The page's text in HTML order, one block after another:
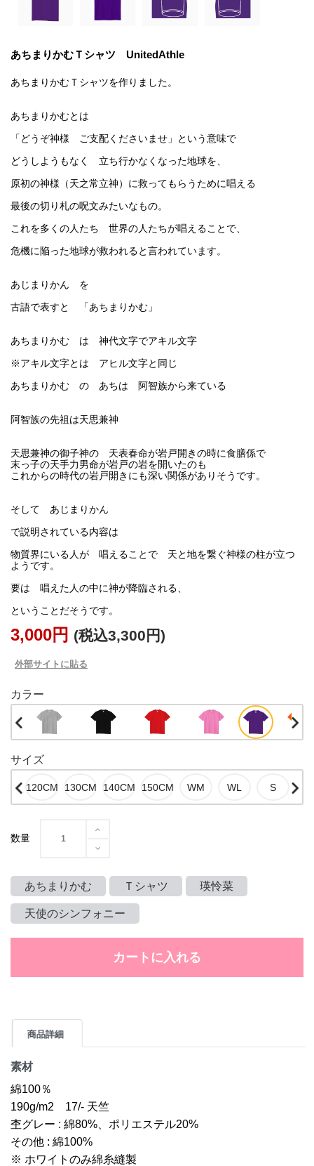
あちまりかむＴシャツ UnitedAthle
あちまりかむＴシャツを作りました。
あちまりかむとは
「どうぞ神様 ご支配くださいませ」という意味で
どうしようもなく 立ち行かなくなった地球を、
原初の神様（天之常立神）に救ってもらうために唱える
最後の切り札の呪文みたいなもの。
これを多くの人たち 世界の人たちが唱えることで、
危機に陥った地球が救われると言われています。
あじまりかん を
古語で表すと 「あちまりかむ」
あちまりかむ は 神代文字でアキル文字
※アキル文字とは アヒル文字と同じ
あちまりかむ の あちは 阿智族から来ている
阿智族の先祖は天思兼神
天思兼神の御子神の 天表春命が岩戸開きの時に食膳係で
末っ子の天手力男命が岩戸の岩を開いたのも
これからの時代の岩戸開きにも深い関係がありそうです。
そして あじまりかん
で説明されている内容は
物質界にいる人が 唱えることで 天と地を繋ぐ神様の柱が立つ
ようです。
要は 唱えた人の中に神が降臨される、
3,000円 (税込3,300円)
外部サイトに貼る
カラー
サイズ
数量
あちまりかむ Ｔシャツ 瑛怜菜
天使のシンフォニー
カートに入れる
商品詳細
素材
綿100％
190g/m2 17/- 天竺
杢グレー : 綿80%、ポリエステル20%
その他 : 綿100%
※ ホワイトのみ綿糸縫製